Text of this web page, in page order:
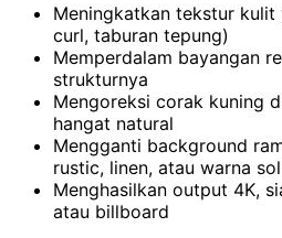
Meningkatkan tekstur
curl, taburan tepung)
Memperdalam bayangan
strukturnya
Mengoreksi corak kuning
hangat natural
Mengganti background
rustic, linen, atau warna
Menghasilkan output 4K,
atau billboard